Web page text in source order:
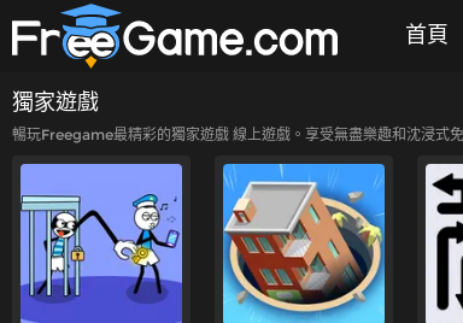
首頁
獨家遊戲
暢玩Freegame最精彩的獨家遊戲 線上遊戲。享受無盡樂趣和沈浸式